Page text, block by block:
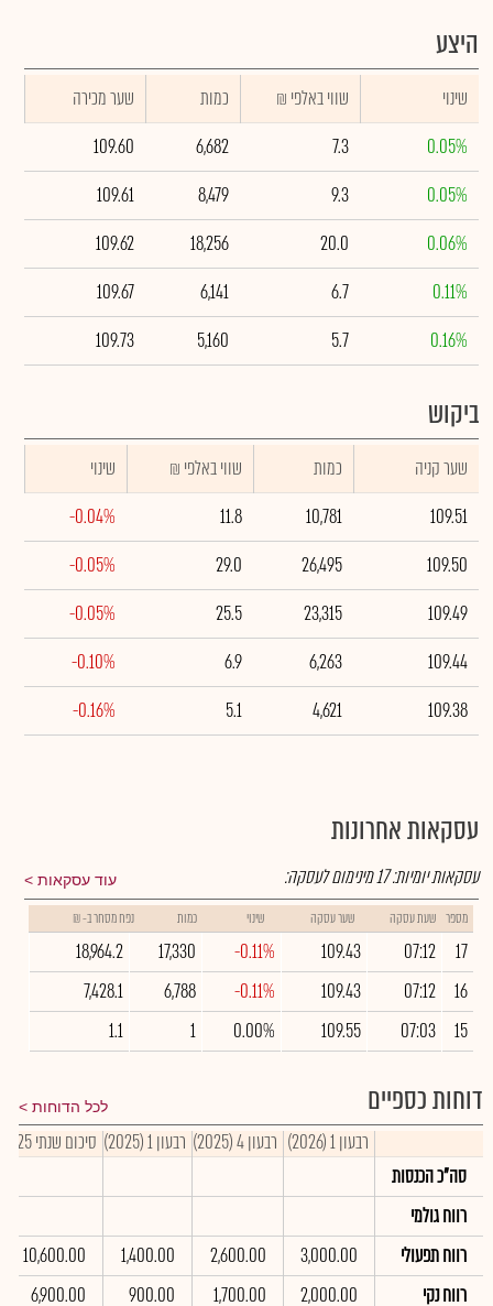
היצע
שינוי ₪ שווי באלפי כמות
שער מכירה
0.05%
7.3
6,682
109.60
0.05%
9.3
8,479
109.61
0.06%
20.0
18,256
109.62
0.11%
6.7
6,141
109.67
0.16%
5.7
5,160
109.73
ביקוש
שער קניה כמות ₪ שווי באלפי
שינוי
109.51
10,781
11.8
-0.04%
109.50
26,495
29.0
-0.05%
109.49
23,315
25.5
-0.05%
109.44
6,263
6.9
-0.10%
109.38
4,621
5.1
-0.16%
עסקאות אחרונות
עוד עסקאות עסקאות יומיות:17מינימום לעסקה:
מספר שעת עסקה שער עסקה שינוי כמות נפח מסחר ב- ₪
17
07:12
109.43
-0.11%
17,330
18,964.2
16
07:12
109.43
-0.11%
6,788
7,428.1
15
07:03
109.55
0.00%
1
1.1
דוחות כספיים לכל הדוחות
רבעון 1 (2026) רבעון 4 (2025) רבעון 1 (2025)
סיכום שנתי 2025
סה"כ הכנסות
רווח גולמי
רווח תפעולי
3,000.00
2,600.00
1,400.00
10,600.00
רווח נקי
2,000.00
1,700.00
900.00
6,900.00